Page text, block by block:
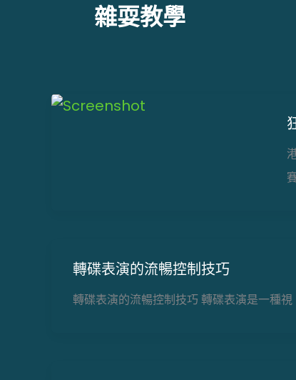
雜耍教學
轉碟表演的流暢控制技巧
轉碟表演的流暢控制技巧 轉碟表演是一種視